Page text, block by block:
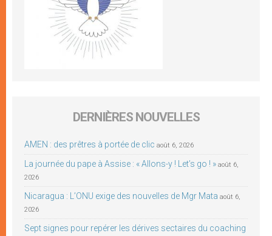
DERNIÈRES NOUVELLES
AMEN : des prêtres à portée de clic août 6, 2026
La journée du pape à Assise : « Allons-y ! Let’s go ! » août 6,
2026
Nicaragua : L’ONU exige des nouvelles de Mgr Mata août 6,
2026
Sept signes pour repérer les dérives sectaires du coaching